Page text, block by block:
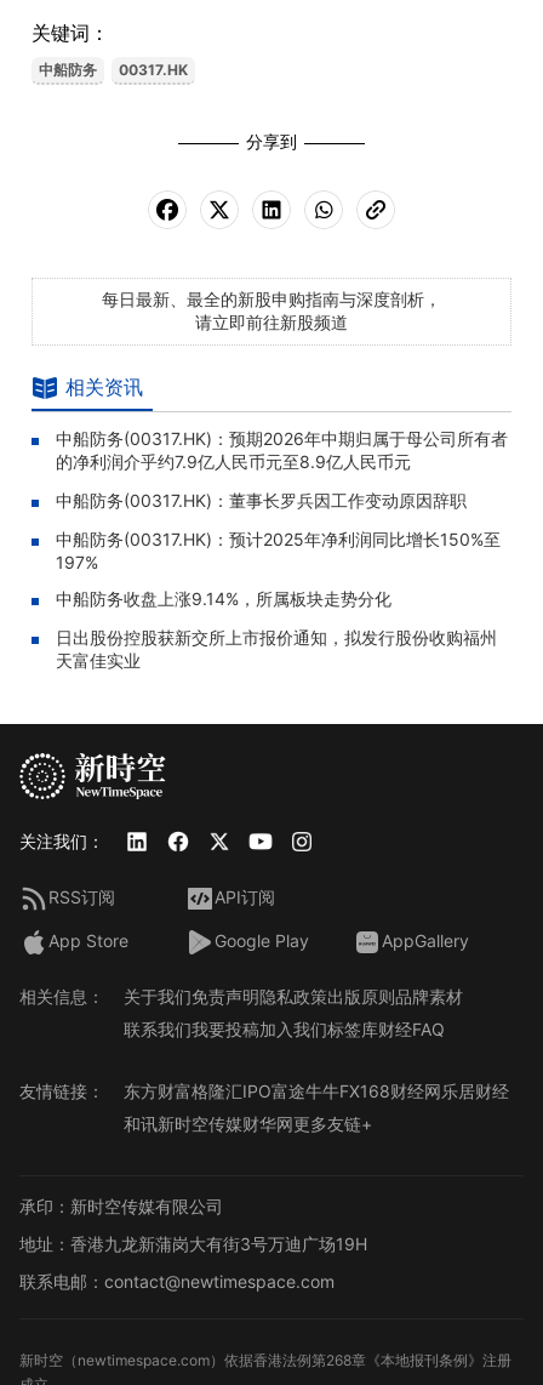
关键词：
中船防务 00317.HK
分享到
每日最新、最全的新股申购指南与深度剖析，
请立即前往新股频道
相关资讯
中船防务(00317.HK)：预期2026年中期归属于母公司所有者
的净利润介乎约7.9亿人民币元至8.9亿人民币元
中船防务(00317.HK)：董事长罗兵因工作变动原因辞职
中船防务(00317.HK)：预计2025年净利润同比增长150%至
197%
中船防务收盘上涨9.14%，所属板块走势分化
日出股份控股获新交所上市报价通知，拟发行股份收购福州
天富佳实业
关注我们：
RSS订阅 API订阅
App Store Google Play AppGallery
相关信息： 关于我们免责声明隐私政策出版原则品牌素材
联系我们我要投稿加入我们标签库财经FAQ
友情链接： 东方财富格隆汇IPO富途牛牛FX168财经网乐居财经
和讯新时空传媒财华网更多友链+
承印：新时空传媒有限公司
地址：香港九龙新蒲岗大有街3号万迪广场19H
联系电邮：contact@newtimespace.com
新时空（ newtimespace.com）依据香港法例第268章《本地报刊条例》注册